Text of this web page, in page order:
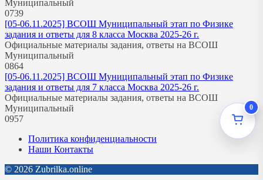
Муниципальный
0739
[05-06.11.2025] ВСОШ Муниципальный этап по Физике
задания и ответы для 8 класса Москва 2025-26 г.
Официальные материалы задания, ответы на ВСОШ
Муниципальный
0864
[05-06.11.2025] ВСОШ Муниципальный этап по Физике
задания и ответы для 7 класса Москва 2025-26 г.
Официальные материалы задания, ответы на ВСОШ
Муниципальный
0957
Политика конфиденциальности
Наши Контакты
© 2026 Zubrilka.online
0